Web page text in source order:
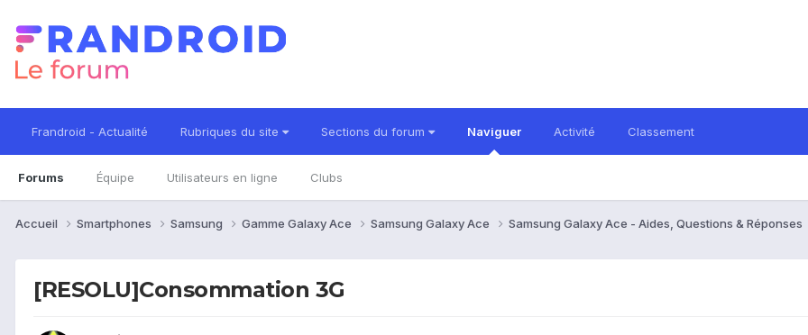
Frandroid - Actualité Rubriques du site Sections du forum Naviguer
Forums Équipe Utilisateurs en ligne Clubs
Activité Classement
Accueil Smartphones Samsung Gamme Galaxy Ace Samsung Galaxy Ace Samsung Galaxy Ace - Aides, Questions & Réponses
[RESOLU]Consommation 3G